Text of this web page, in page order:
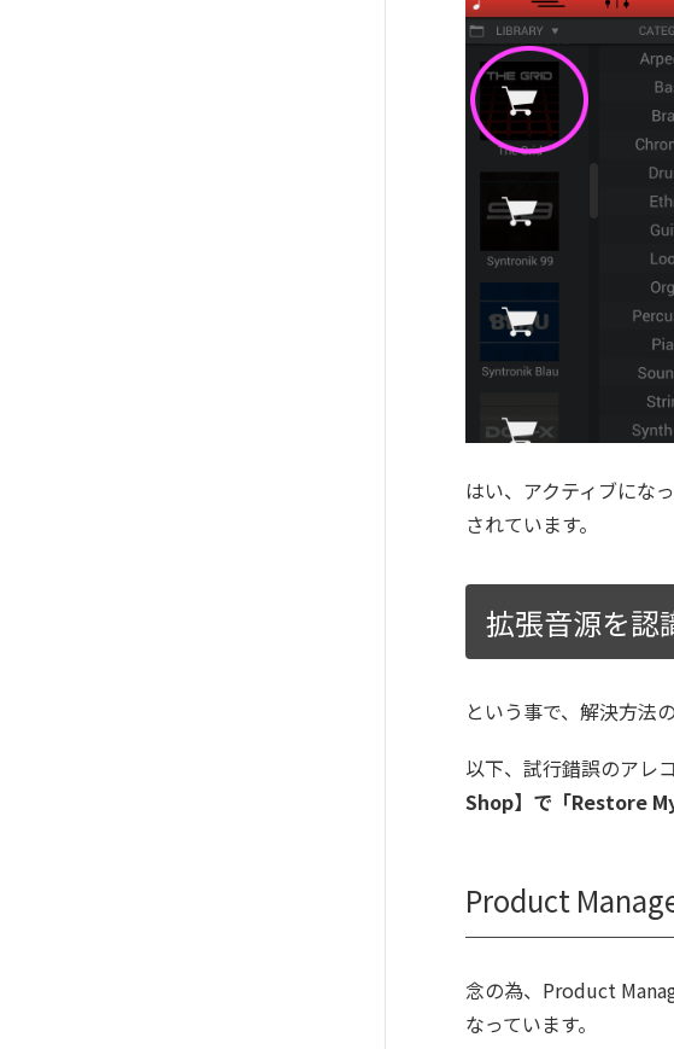
はい、アクティブにな
されています。
拡張音源を認
という事で、解決方法
以下、試行錯誤のアレ
Shop】で「Restore
Product
念の為、Product
なっています。